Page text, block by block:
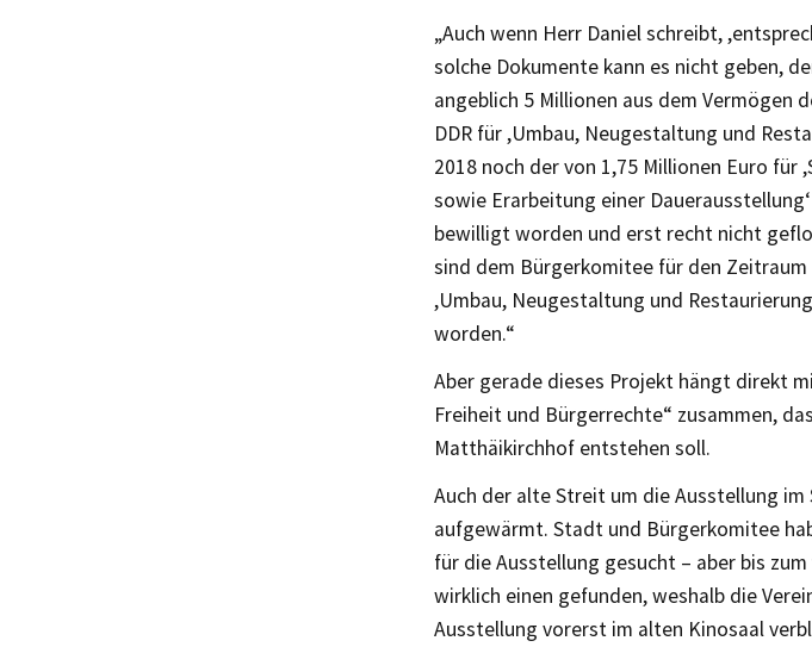
„Auch wenn Herr Daniel schreibt,
solche Dokumente kann es nicht geben,
angeblich 5 Millionen aus dem Vermögen
DDR für ,Umbau, Neugestaltung und
2018 noch der von 1,75 Millionen Euro für
sowie Erarbeitung einer
bewilligt worden und erst recht nicht
sind dem Bürgerkomitee für den
,Umbau, Neugestaltung und
worden.“
Aber gerade dieses Projekt hängt direkt
Freiheit und Bürgerrechte“ zusammen,
Matthäikirchhof entstehen soll.
Auch der alte Streit um die Ausstellung
aufgewärmt. Stadt und Bürgerkomitee
für die Ausstellung gesucht – aber bis
wirklich einen gefunden, weshalb die
Ausstellung vorerst im alten Kinosaal